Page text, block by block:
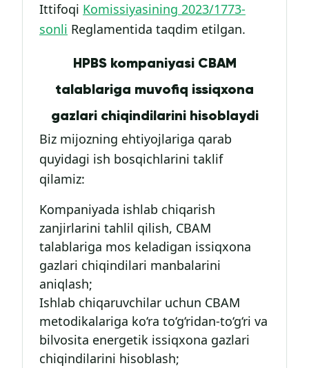
Ittifoqi Komissiyasining 2023/1773-
sonli Reglamentida taqdim etilgan.
HPBS kompaniyasi CBAM
talablariga muvofiq issiqxona
gazlari chiqindilarini hisoblaydi
Biz mijozning ehtiyojlariga qarab
quyidagi ish bosqichlarini taklif
qilamiz:
Kompaniyada ishlab chiqarish
zanjirlarini tahlil qilish, CBAM
talablariga mos keladigan issiqxona
gazlari chiqindilari manbalarini
aniqlash;
Ishlab chiqaruvchilar uchun CBAM
metodikalariga ko‘ra to‘g‘ridan-to‘g‘ri va
bilvosita energetik issiqxona gazlari
chiqindilarini hisoblash;